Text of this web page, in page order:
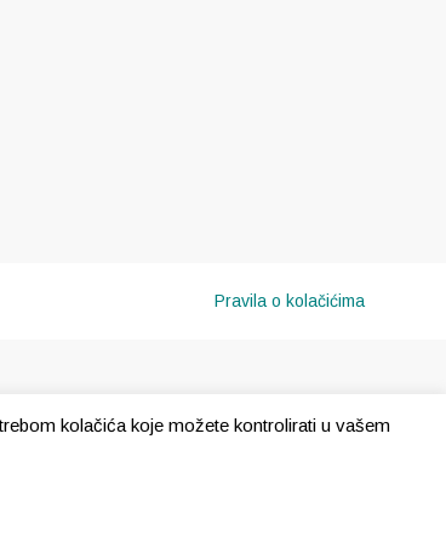
Pravila o kolačićima
kolačića koje možete kontrolirati u vašem